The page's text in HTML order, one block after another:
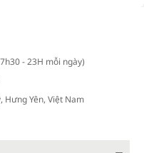
- 23H mỗi ngày)
Hưng Yên, Việt Nam